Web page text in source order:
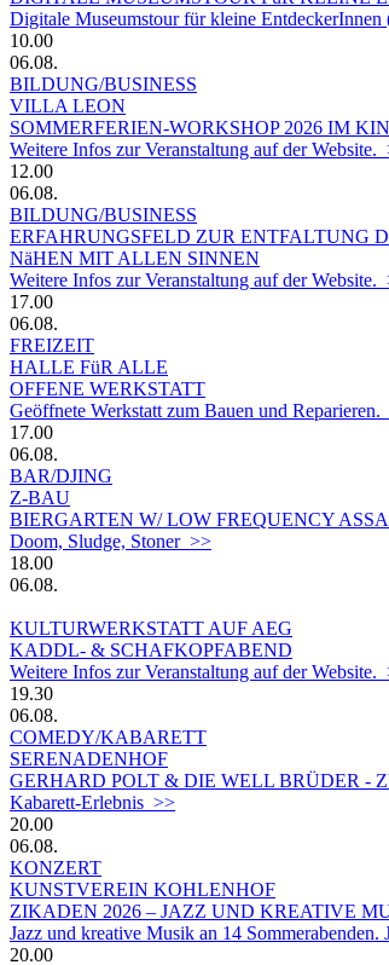
Digitale Museumstour für kleine
10.00
06.08.
BILDUNG/BUSINESS
VILLA LEON
SOMMERFERIEN-WORKSHOP 2026 IM
Weitere Infos zur Veranstaltung auf der Website.
12.00
06.08.
BILDUNG/BUSINESS
ERFAHRUNGSFELD ZUR ENTFALTUNG
NäHEN MIT ALLEN SINNEN
Weitere Infos zur Veranstaltung auf der Website.
17.00
06.08.
FREIZEIT
HALLE FüR ALLE
OFFENE WERKSTATT
Geöffnete Werkstatt zum Bauen und
17.00
06.08.
BAR/DJING
Z-BAU
BIERGARTEN W/ LOW FREQUENCY
Doom, Sludge, Stoner >>
18.00
06.08.
KULTURWERKSTATT AUF AEG
KADDL- & SCHAFKOPFABEND
Weitere Infos zur Veranstaltung auf der Website.
19.30
06.08.
COMEDY/KABARETT
SERENADENHOF
GERHARD POLT & DIE WELL BRÜDER -
Kabarett-Erlebnis >>
20.00
06.08.
KONZERT
KUNSTVEREIN KOHLENHOF
ZIKADEN 2026 – JAZZ UND KREATIVE
Jazz und kreative Musik an 14
20.00